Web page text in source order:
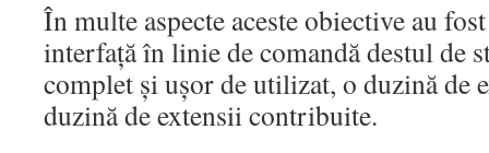
În multe aspecte aceste obiective au
interfață în linie de comandă destul de
complet și ușor de utilizat, o duzină de
duzină de extensii contribuite.